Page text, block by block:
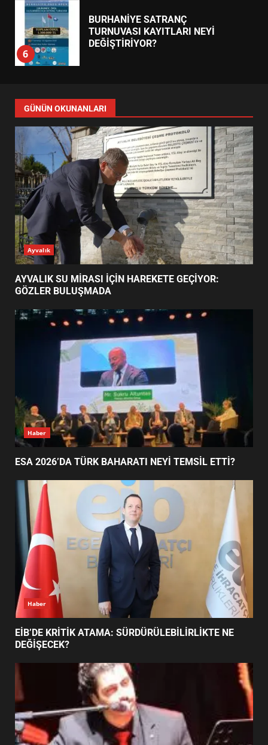
6
BURHANİYE SATRANÇ
TURNUVASI KAYITLARI NEYİ
DEĞİŞTİRİYOR?
7
YENİ YÖNETİM NASIL
ŞEKİLLENDİ?
1
AYVALIK SU MİRASI İÇİN
HAREKETE GEÇİYOR: GÖZLER
BULUŞMADA
2
ESA 2026’DA TÜRK BAHARATI
NEYİ TEMSİL ETTİ?
EİB’DE KRİTİK ATAMA:
SÜRDÜRÜLEBİLİRLİKTE NE
DEĞİŞECEK?
4
EDREMİT’İN GURURU TÜRKİYE
FİNALİNDE NE BAŞARDI?
5
UZATILDI: NE DEĞİŞTİ?
6
BURHANİYE SATRANÇ
TURNUVASI KAYITLARI NEYİ
DEĞİŞTİRİYOR?
BURHANİYE BELEDİYESPOR’DA
YENİ YÖNETİM NASIL
GÜNÜN OKUNANLARI
Ayvalık
AYVALIK SU MİRASI İÇİN HAREKETE GEÇİYOR:
GÖZLER BULUŞMADA
Haber
ESA 2026’DA TÜRK BAHARATI NEYİ TEMSİL ETTİ?
Haber
EİB’DE KRİTİK ATAMA: SÜRDÜRÜLEBİLİRLİKTE NE
DEĞİŞECEK?